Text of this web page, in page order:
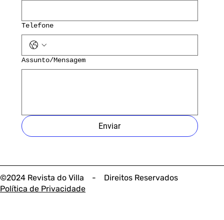
©2024 Revista do Villa - Direitos Reservados
Política de Privacidade
Telefone
Assunto/Mensagem
Enviar